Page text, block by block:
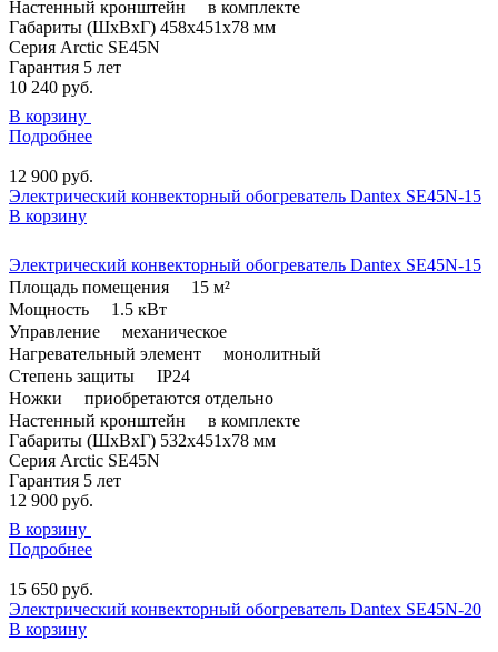
Настенный кронштейн
в комплекте
Габариты (ШxВxГ) 458x451x78 мм
Серия Arctic SE45N
Гарантия 5 лет
10 240 руб.
В корзину
Подробнее
12 900 руб.
Электрический конвекторный обогреватель Dantex SE45N-15
В корзину
Электрический конвекторный обогреватель Dantex SE45N-15
Площадь помещения
15 м²
Мощность
1.5 кВт
Управление
механическое
Нагревательный элемент
монолитный
Степень защиты
IP24
Ножки
приобретаются отдельно
Настенный кронштейн
в комплекте
Габариты (ШxВxГ) 532x451x78 мм
Серия Arctic SE45N
Гарантия 5 лет
12 900 руб.
В корзину
Подробнее
15 650 руб.
Электрический конвекторный обогреватель Dantex SE45N-20
В корзину